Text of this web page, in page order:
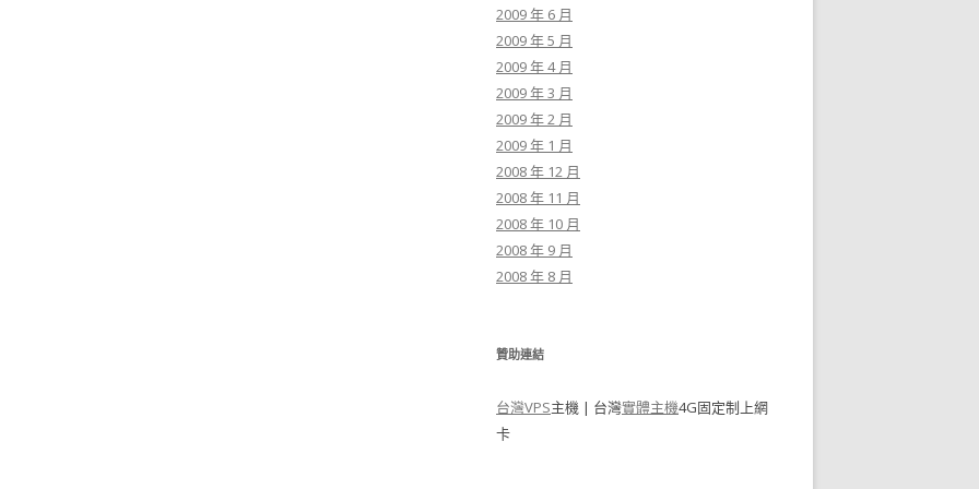
2009 年 6 月
2009 年 5 月
2009 年 4 月
2009 年 3 月
2009 年 2 月
2009 年 1 月
2008 年 12 月
2008 年 11 月
2008 年 10 月
2008 年 9 月
2008 年 8 月
贊助連結
台灣VPS主機 | 台灣實體主機4G固定制上網
卡